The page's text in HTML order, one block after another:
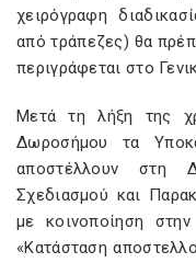
χειρόγραφη
από τράπεζες) θα
περιγράφεται στο
Μετά τη λήξη της
Δωροσήμου τα
αποστέλλουν στη
Σχεδιασμού και
με κοινοποίηση
«Κατάσταση